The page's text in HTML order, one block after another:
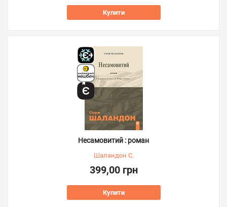
Купити
Несамовитий : роман
Шаландон С.
399,00 грн
Купити